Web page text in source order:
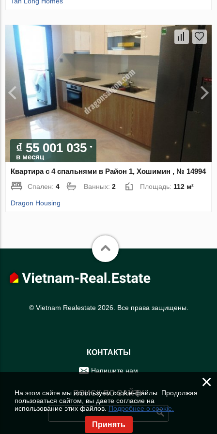
₫ 55 001 035
в месяц
Квартира с 4 спальнями в Район 1, Хошимин , № 14994
Спален:4 Ванных:2 Площадь: 112 м²
Dragon Housing
© Vietnam Realestate 2026. Все права защищены.
КОНТАКТЫ
Напишите нам
ПОИСК ПО САЙТУ
×
На этом сайте мы используем cookie-файлы. Продолжая
пользоваться сайтом, вы даете согласие на
использование этих файлов. Подробнее о cookie.
Принять